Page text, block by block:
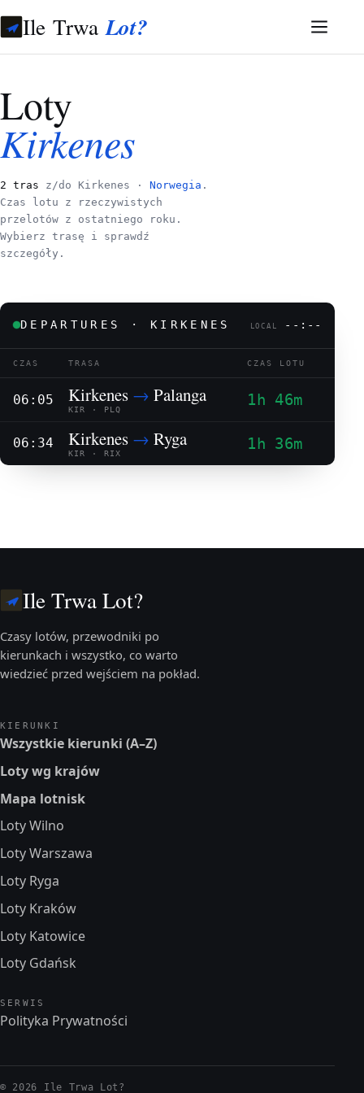
Ile TrwaLot?
Loty
Kirkenes
2 tras z/do Kirkenes · Norwegia .
Czas lotu z rzeczywistych
przelotów z ostatniego roku.
Wybierz trasę i sprawdź
szczegóły.
DEPARTURES · KIRKENES LOCAL --:--
CZAS TRASA CZAS LOTU
06:05 Kirkenes → Palanga
KIR · PLQ
1h 46m
06:34 Kirkenes → Ryga
KIR · RIX
1h 36m
Ile Trwa Lot?
Czasy lotów, przewodniki po
kierunkach i wszystko, co warto
wiedzieć przed wejściem na pokład.
KIERUNKI
Wszystkie kierunki (A–Z)
Loty wg krajów
Mapa lotnisk
Loty Wilno
Loty Warszawa
Loty Ryga
Loty Kraków
Loty Katowice
Loty Gdańsk
SERWIS
Polityka Prywatności
© 2026 Ile Trwa Lot?